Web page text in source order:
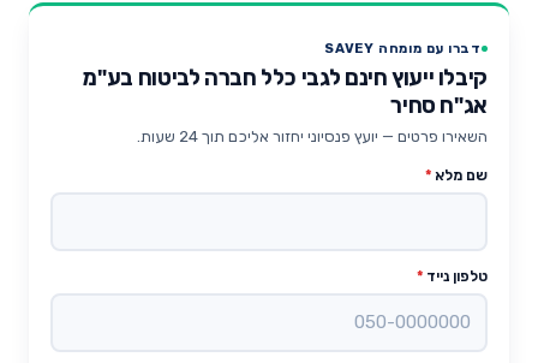
דברו עם מומחה SAVEY
קיבלו ייעוץ חינם לגבי כלל חברה לביטוח בע"מ
אג"ח סחיר
השאירו פרטים — יועץ פנסיוני יחזור אליכם תוך 24 שעות.
שם מלא *
טלפון נייד *